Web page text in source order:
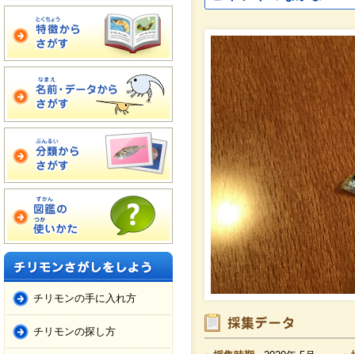
チリモンの手に入れ方
チリモンの探し方